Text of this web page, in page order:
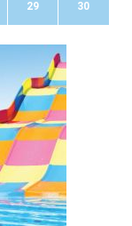
29 30